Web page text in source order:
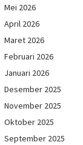
Mei 2026
April 2026
Maret 2026
Februari 2026
Januari 2026
Desember 2025
November 2025
Oktober 2025
September 2025